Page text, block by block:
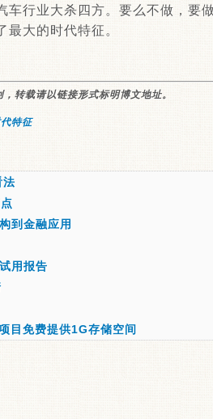
车行业大杀四方。要么不做，要
最大的时代特征。
转载请以链接形式标明博文地址。
特征
法
到金融应用
用报告
目免费提供1G存储空间